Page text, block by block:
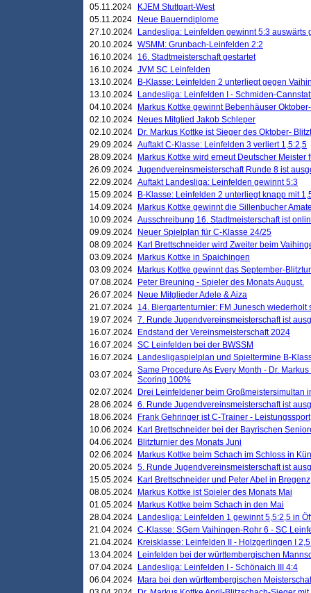
05.11.2024
KJEM Stuttgart-West
05.11.2024
Neue Bauerndiplome
27.10.2024
Landesliga: Leinfelden gewinnt 5:3 auswärts
20.10.2024 WSMM: Grunbach-Leinfelden 2:2
16.10.2024 16. Stadtmeisterschaft gestartet
16.10.2024 JVM SC Leinfelden
13.10.2024
B-Klasse: Leinfelden 2 unterliegt gegen
13.10.2024
Landesliga: Leinfelden I - Schmiden-
04.10.2024
Markus Kottke gewinnt Bebenhäuser
02.10.2024
Neues Mitglied Jakob Schleper
02.10.2024
Dr. Markus Kottke ist Sieger des Oktober-
29.09.2024 Auftakt C-Klasse: Leinfelden 3 verliert 1,5:2,5
28.09.2024
Markus Kottke wird erneut Deutscher Meister
26.09.2024 Jugendvereinsmeisterschaft Runde 8 ist
22.09.2024 Auftakt Landesliga: Leinfelden gewinnt 5:3
15.09.2024
B-Klasse: Leinfelden 2 unterliegt knapp mit
14.09.2024
Markus Kottke gewinnt die Sillenbucher
10.09.2024 Ausschreibung 16. Stadtmeisterschaft ist
09.09.2024
Neuer Spielplan für C-Klasse 24/25
08.09.2024
Karl Brettschneider wird Zweiter beim
03.09.2024
Markus Kottke in Spaichingen
03.09.2024
Markus Kottke gewinnt das September-
07.08.2024
Peter Breuning - Spieler des Monats August.
26.07.2024
Neue Mitglieder Adele & Aiza
21.07.2024 14. Biergartenturnier: FM Junesch wiederholt
19.07.2024 7. Runde Jugendvereinsmeisterschaft ist
16.07.2024
Endstand der Vereinsmeisterschaft 2024
16.07.2024 SC Leinfelden bei der BWSSM
16.07.2024
Landesligaspielplan und Spieltermine B-
03.07.2024 Same Procedure As Every Month - Dr.
Scoring 100%
02.07.2024
Drei Leinfeldener beim Großmeistersimultan
28.06.2024 6. Runde Jugendvereinsmeisterschaft ist
18.06.2024
Frank Gehringer ist C-Trainer - Leistungssport
10.06.2024
Karl Brettschneider bei der Bayrischen
04.06.2024
Blitzturnier des Monats Juni
02.06.2024
Markus Kottke beim Schach im Schloss in
20.05.2024 5. Runde Jugendvereinsmeisterschaft ist
15.05.2024
Karl Brettschneider und Peter Abel in Bregenz
08.05.2024
Markus Kottke ist Spieler des Monats Mai
01.05.2024
Markus Kottke beim Schach in den Mai
28.04.2024
Landesliga: Leinfelden 1 gewinnt 5,5:2,5 in
21.04.2024 C-Klasse: SGem Vaihingen-Rohr 6 - SC
21.04.2024
Kreisklasse: Leinfelden II - Holzgerlingen I
13.04.2024
Leinfelden bei der württembergischen
07.04.2024
Landesliga: Leinfelden I - Schönaich III 4:4
06.04.2024
Mara bei den württembergischen